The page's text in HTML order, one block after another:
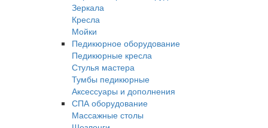
Зеркала
Кресла
Мойки
Педикюрное оборудование
Педикюрные кресла
Стулья мастера
Тумбы педикюрные
Аксессуары и дополнения
СПА оборудование
Массажные столы